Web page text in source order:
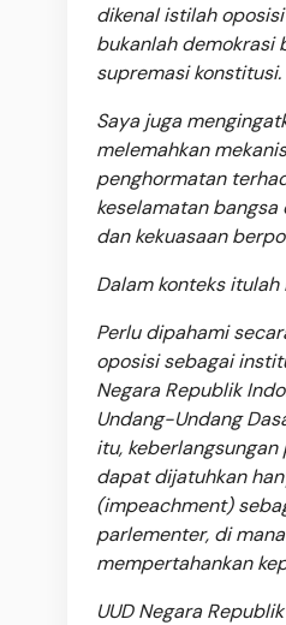
dikenal istilah
bukanlah demokrasi
supremasi konstitusi.
Saya juga
melemahkan
penghormatan
keselamatan
dan kekuasaan
Dalam konteks
Perlu dipahami
oposisi sebagai
Negara Republik
Undang-Undang
itu,
dapat dijatuhkan
(impeachment)
parlementer, di
mempertahankan
UUD Negara